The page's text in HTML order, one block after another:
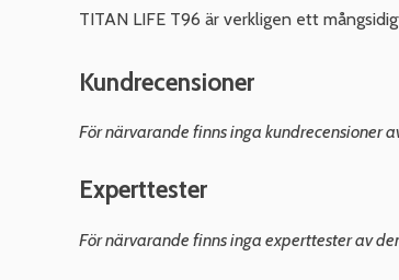
TITAN LIFE T96 är verkligen ett
Kundrecensioner
För närvarande finns inga kundrecensioner
Experttester
För närvarande finns inga experttester av